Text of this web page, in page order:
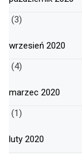
(3)
wrzesień 2020
(4)
marzec 2020
(1)
luty 2020